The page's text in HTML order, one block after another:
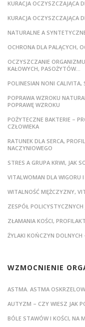
KURACJA OCZYSZCZAJĄCA
KURACJA OCZYSZCZAJĄCA
NATURALNE A
OCHRONA DLA PALĄCYCH,
OCZYSZCZANIE
KAŁOWYCH, PASOŻYTÓW…
POLINESIAN NONI CALIVITA,
POPRAWA WZROKU
POPRAWĘ WZROKU
POŻYTECZNE BAKTERIE –
CZŁOWIEKA
RATUNEK DLA SERCA,
NACZYNIOWEGO
STRES A GRUPA KRWI, JAK
VITALWOMAN DLA WIGORU
WITALNOŚĆ MĘŻCZYZNY,
ZESPÓŁ POLICYSTYCZNYCH
ZŁAMANIA KOŚCI,
ŻYLAKI KOŃCZYN DOLNYCH
WZMOCNIENIE
ASTMA. ASTMA
AUTYZM – CZY WIESZ JAK
BÓLE STAWÓW I KOŚCI, NA